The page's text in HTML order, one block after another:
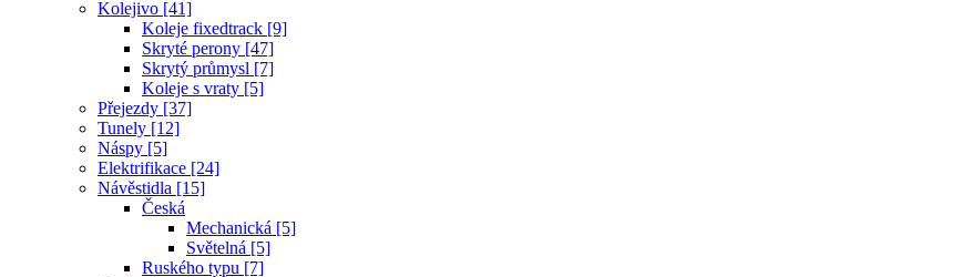
Kolejivo [41]
Koleje fixedtrack [9]
Skryté perony [47]
Skrytý průmysl [7]
Koleje s vraty [5]
Přejezdy [37]
Tunely [12]
Náspy [5]
Elektrifikace [24]
Návěstidla [15]
Česká
Mechanická [5]
Světelná [5]
Ruského typu [7]